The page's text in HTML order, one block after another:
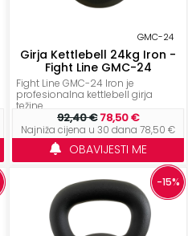
GMC-24
Girja Kettlebell 24kg Iron -
Fight Line GMC-24
Fight Line GMC-24 Iron je
profesionalna kettlebell girja
težine...
92,40 €78,50 €
Najniža cijena u 30 dana 78,50 €
OBAVIJESTI ME
-15%